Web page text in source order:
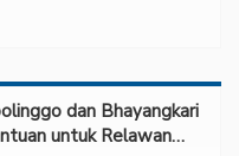
dan Bhayangkari
untuk Relawan